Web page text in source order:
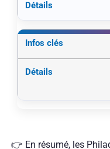
👉 En résumé, les